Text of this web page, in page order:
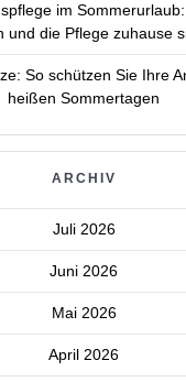
im
und die Pflege zuhause
So schützen Sie Ihre
heißen Sommertagen
ARCHIV
Juli 2026
Juni 2026
Mai 2026
April 2026